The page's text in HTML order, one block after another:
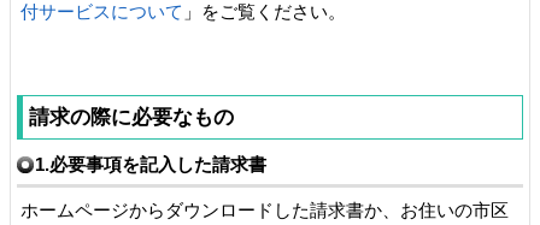
付サービスについて 」をご覧ください。
請求の際に必要なもの
1.必要事項を記入した請求書
ホームページからダウンロードした請求書か、お住いの市区